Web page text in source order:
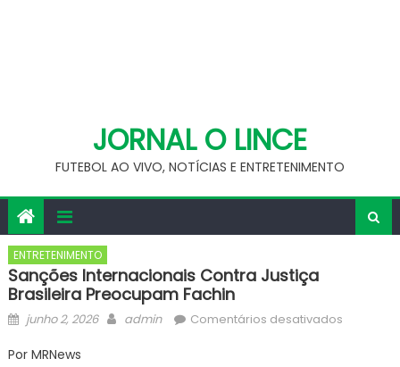
JORNAL O LINCE
FUTEBOL AO VIVO, NOTÍCIAS E ENTRETENIMENTO
ENTRETENIMENTO
Sanções Internacionais Contra Justiça
Brasileira Preocupam Fachin
Posted
junho 2, 2026 Author
admin Comentários desativadosem
Por MRNews